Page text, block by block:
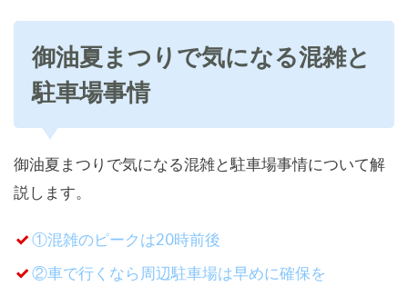
御油夏まつりで気になる混雑と
駐車場事情
御油夏まつりで気になる混雑と駐車場事情について解
説します。
①混雑のピークは20時前後
②車で行くなら周辺駐車場は早めに確保を